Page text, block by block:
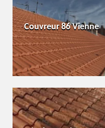
Couvreur 86 Vienne